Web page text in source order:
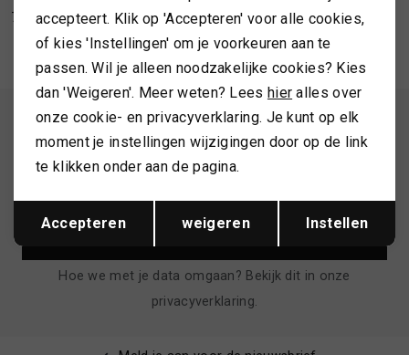
79,99 179,99
ALTIJD ALS EERSTE OP DE HOOGTE ZIJN?
Schrijf je in en ontvang 10% korting op je 1e bestelling
Hoe we met je data omgaan? Bekijk dit in onze
privacyverklaring.
Terug Opslaan
accepteert. Klik op 'Accepteren' voor alle cookies,
of kies 'Instellingen' om je voorkeuren aan te
passen. Wil je alleen noodzakelijke cookies? Kies
dan 'Weigeren'. Meer weten? Lees hier alles over
onze cookie- en privacyverklaring. Je kunt op elk
moment je instellingen wijzigingen door op de link
te klikken onder aan de pagina.
Accepteren weigeren Instellen